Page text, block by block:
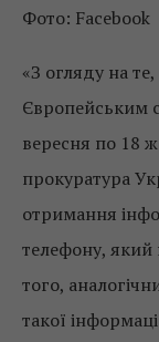
Фото: Facebook
«З огляду на
Європейським
вересня по 18
прокуратура
отримання
телефону,
того,
такої